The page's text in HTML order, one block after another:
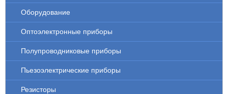
Оборудование
Оптоэлектронные приборы
Полупроводниковые приборы
Пьезоэлектрические приборы
Резисторы